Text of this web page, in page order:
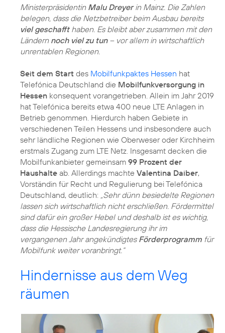
Ministerpräsidentin Malu Dreyerin Mainz. Die Zahlen
belegen, dass die Netzbetreiber beim Ausbau bereits
viel geschaffthaben. Es bleibt aber zusammen mit den
Ländern noch viel zu tun– vor allem in wirtschaftlich
unrentablen Regionen.
Seit dem Start des Mobilfunkpaktes Hessen hat
Telefónica Deutschland die Mobilfunkversorgung in
Hessen konsequent vorangetrieben. Allein im Jahr 2019
hat Telefónica bereits etwa 400 neue LTE Anlagen in
Betrieb genommen. Hierdurch haben Gebiete in
verschiedenen Teilen Hessens und insbesondere auch
sehr ländliche Regionen wie Oberweser oder Kirchheim
erstmals Zugang zum LTE Netz. Insgesamt decken die
Mobilfunkanbieter gemeinsam 99 Prozent der
Haushalte ab. Allerdings machte Valentina Daiber,
Vorständin für Recht und Regulierung bei Telefónica
Deutschland, deutlich: „Sehr dünn besiedelte Regionen
lassen sich wirtschaftlich nicht erschließen. Fördermittel
sind dafür ein großer Hebel und deshalb ist es wichtig,
dass die Hessische Landesregierung ihr im
vergangenen Jahr angekündigtes Förderprogramm für
Mobilfunk weiter voranbringt.“
Hindernisse aus dem Weg
räumen